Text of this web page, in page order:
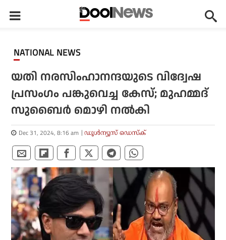
NATIONAL NEWS
യതി നരസിംഹാനന്ദയുടെ വിദ്വേഷ
പ്രസംഗം പങ്കുവെച്ച കേസ്; മുഹമ്മദ്
സുബൈര്‍ മൊഴി നല്‍കി
Dec 31, 2024, 8:16 am ഡൂള്‍ന്യൂസ് ഡെസ്‌ക്